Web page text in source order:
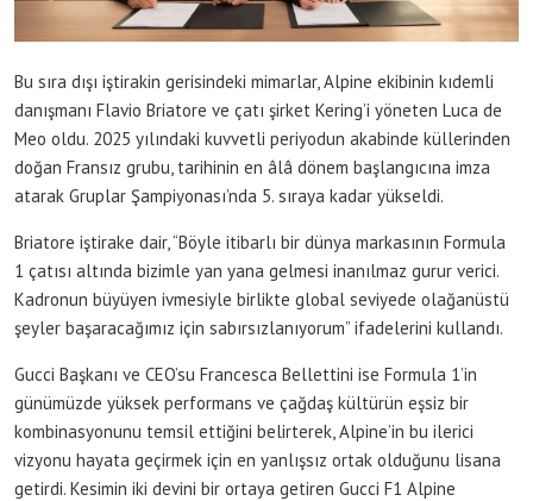
Bu sıra dışı iştirakin gerisindeki mimarlar, Alpine ekibinin kıdemli
danışmanı Flavio Briatore ve çatı şirket Kering’i yöneten Luca de
Meo oldu. 2025 yılındaki kuvvetli periyodun akabinde küllerinden
doğan Fransız grubu, tarihinin en âlâ dönem başlangıcına imza
atarak Gruplar Şampiyonası’nda 5. sıraya kadar yükseldi.
Briatore iştirake dair, “Böyle itibarlı bir dünya markasının Formula
1 çatısı altında bizimle yan yana gelmesi inanılmaz gurur verici.
Kadronun büyüyen ivmesiyle birlikte global seviyede olağanüstü
şeyler başaracağımız için sabırsızlanıyorum” ifadelerini kullandı.
Gucci Başkanı ve CEO’su Francesca Bellettini ise Formula 1’in
günümüzde yüksek performans ve çağdaş kültürün eşsiz bir
kombinasyonunu temsil ettiğini belirterek, Alpine’in bu ilerici
vizyonu hayata geçirmek için en yanlışsız ortak olduğunu lisana
getirdi. Kesimin iki devini bir ortaya getiren Gucci F1 Alpine